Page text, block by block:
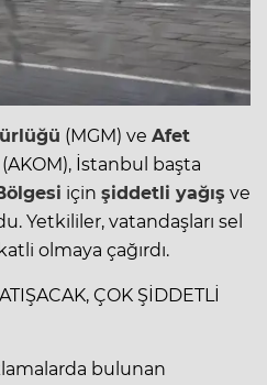
(MGM) ve Afet
(AKOM), İstanbul başta
için şiddetli yağış ve
Yetkililer, vatandaşları sel
olmaya çağırdı.
ÇOK ŞİDDETLİ
bulunan